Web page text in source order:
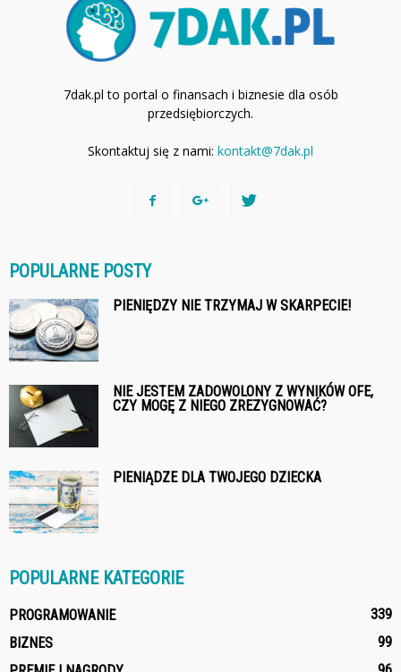
7dak.pl to portal o finansach i biznesie dla osób
przedsiębiorczych.
Skontaktuj się z nami: kontakt@7dak.pl
POPULARNE POSTY
PIENIĘDZY NIE TRZYMAJ W SKARPECIE!
NIE JESTEM ZADOWOLONY Z WYNIKÓW OFE,
CZY MOGĘ Z NIEGO ZREZYGNOWAĆ?
PIENIĄDZE DLA TWOJEGO DZIECKA
POPULARNE KATEGORIE
PROGRAMOWANIE
339
BIZNES
99